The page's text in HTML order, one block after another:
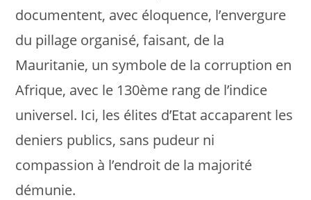
documentent, avec éloquence, l’envergure
du pillage organisé, faisant, de la
Mauritanie, un symbole de la corruption en
Afrique, avec le 130ème rang de l’indice
universel. Ici, les élites d’Etat accaparent les
deniers publics, sans pudeur ni
compassion à l’endroit de la majorité
démunie.